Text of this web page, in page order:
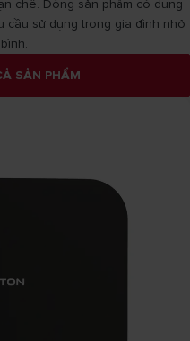
chế. Dòng sản phẩm có dung
cầu sử dụng trong gia đình nhỏ
SẢN PHẨM